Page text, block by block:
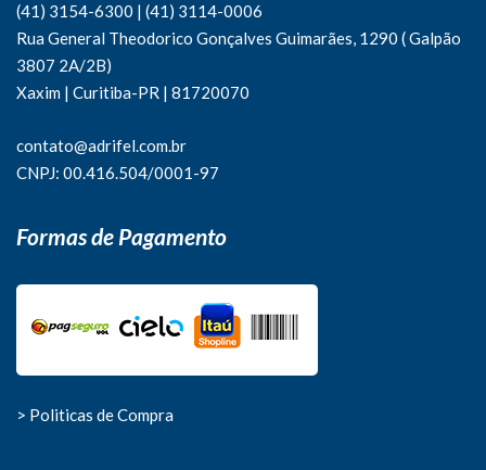
(41) 3154-6300 | (41) 3114-0006
Rua General Theodorico Gonçalves Guimarães, 1290 ( Galpão
3807 2A/2B)
Xaxim | Curitiba-PR | 81720070
contato@adrifel.com.br
CNPJ: 00.416.504/0001-97
Formas de Pagamento
> Politicas de Compra